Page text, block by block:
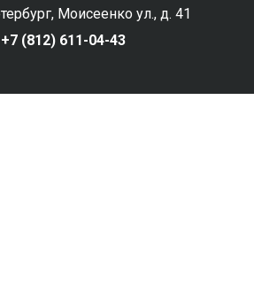
Моисеенко ул., д. 41
+7 (812) 611-04-43